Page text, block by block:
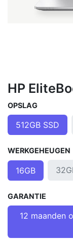
HP
OPSLAG
512GB SSD
WERKGEHEUGEN
16GB
GARANTIE
12 maanden